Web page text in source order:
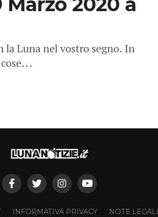
la Luna nel vostro segno. In
INFORMATIVA PRIVACY NOTE LEGALI